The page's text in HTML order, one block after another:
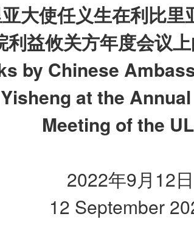
大使任义生在利比里
利益攸关方年度会议
by Chinese
at the
Meeting of the UL
2022年9月12日
12 September